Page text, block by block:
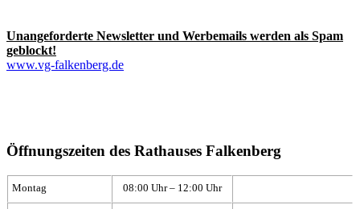
Unangeforderte Newsletter und Werbemails werden als Spam
geblockt!
www.vg-falkenberg.de
Öffnungszeiten des Rathauses Falkenberg
Montag 08:00 Uhr – 12:00 Uhr